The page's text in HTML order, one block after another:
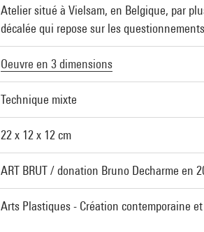
Atelier situé à Vielsam, en Belgique, par
décalée qui repose sur les
Oeuvre en 3 dimensions
Technique mixte
22 x 12 x 12 cm
ART BRUT / donation Bruno Decharme en
Arts Plastiques - Création contemporaine